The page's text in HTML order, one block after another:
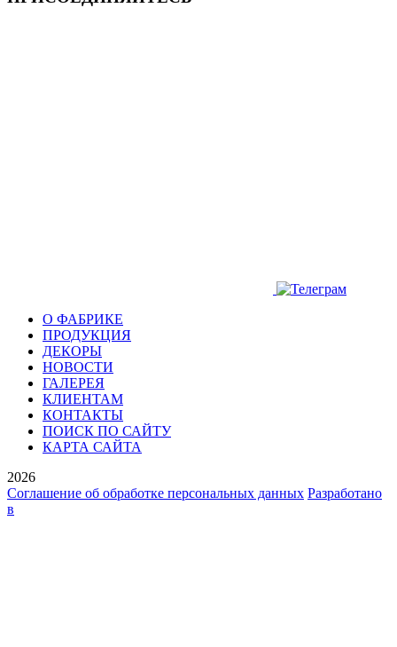
О ФАБРИКЕ
ПРОДУКЦИЯ
ДЕКОРЫ
НОВОСТИ
ГАЛЕРЕЯ
КЛИЕНТАМ
КОНТАКТЫ
ПОИСК ПО САЙТУ
КАРТА САЙТА
2026
Соглашение об обработке персональных данных Разработано
в